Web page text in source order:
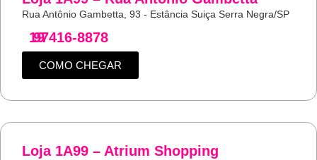
Rua Antônio Gambetta, 93 - Estância Suiça Serra Negra/SP
19
97416-8878
COMO CHEGAR
Loja 1A99 – Atrium Shopping